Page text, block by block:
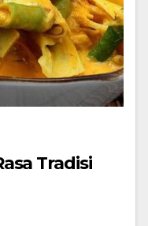
Tradisi